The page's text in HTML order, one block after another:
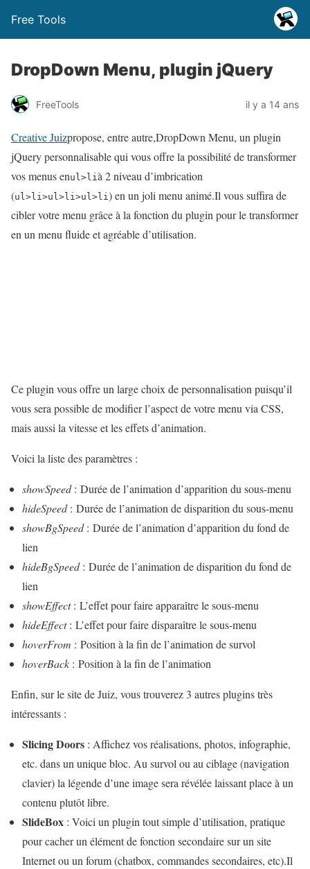
Free Tools
DropDown Menu, plugin jQuery
FreeTools il y a 14 ans
Creative Juizpropose, entre autre,DropDown Menu, un plugin
jQuery personnalisable qui vous offre la possibilité de transformer
vos menus enul>lià 2 niveau d’imbrication
(ul>li>ul>li>ul>li) en un joli menu animé.Il vous suffira de
cibler votre menu grâce à la fonction du plugin pour le transformer
en un menu fluide et agréable d’utilisation.
Ce plugin vous offre un large choix de personnalisation puisqu’il
vous sera possible de modifier l’aspect de votre menu via CSS,
mais aussi la vitesse et les effets d’animation.
Voici la liste des paramètres :
showSpeed: Durée de l’animation d’apparition du sous-menu
hideSpeed: Durée de l’animation de disparition du sous-menu
showBgSpeed: Durée de l’animation d’apparition du fond de
lien
hideBgSpeed: Durée de l’animation de disparition du fond de
lien
showEffect: L’effet pour faire apparaître le sous-menu
hideEffect: L’effet pour faire disparaître le sous-menu
hoverFrom : Position à la fin de l’animation de survol
hoverBack : Position à la fin de l’animation
Enfin, sur le site de Juiz, vous trouverez 3 autres plugins très
intéressants :
Slicing Doors : Affichez vos réalisations, photos, infographie,
etc. dans un unique bloc. Au survol ou au ciblage (navigation
clavier) la légende d’une image sera révélée laissant place à un
contenu plutôt libre.
SlideBox : Voici un plugin tout simple d’utilisation, pratique
pour cacher un élément de fonction secondaire sur un site
Internet ou un forum (chatbox, commandes secondaires, etc).Il